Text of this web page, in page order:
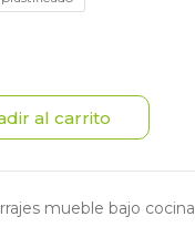
al carrito
mueble bajo cocina